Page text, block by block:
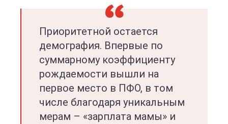
Приоритетной остается
демография. Впервые по
суммарному коэффициенту
рождаемости вышли на
первое место в ПФО, в том
числе благодаря уникальным
мерам – «зарплата мамы» и